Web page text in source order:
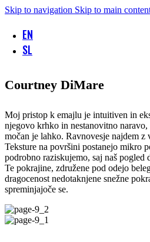
Skip to navigation Skip to main
EN
SL
Courtney DiMare
Moj pristop k emajlu je intuitiven in
njegovo krhko in nestanovitno
močan je lahko. Ravnovesje najdem z
Teksture na površini postanejo mikro
podrobno raziskujemo, saj naš pogled
Te pokrajine, združene pod odejo
dragocenost nedotaknjene snežne
spreminjajoče se.